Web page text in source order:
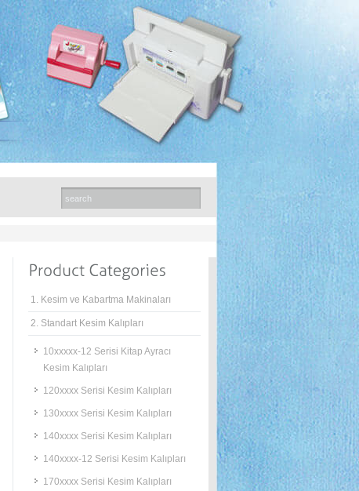
1. Kesim ve Kabartma Makinaları
2. Standart Kesim Kalıpları
10xxxxx-12 Serisi Kitap Ayracı
Kesim Kalıpları
120xxxx Serisi Kesim Kalıpları
130xxxx Serisi Kesim Kalıpları
140xxxx Serisi Kesim Kalıpları
140xxxx-12 Serisi Kesim Kalıpları
170xxxx Serisi Kesim Kalıpları